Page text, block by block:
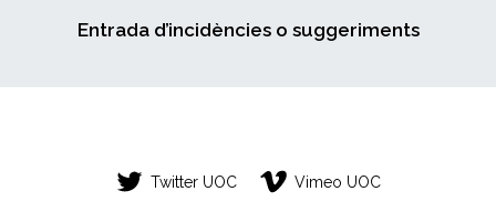
Entrada d’incidències o suggeriments
Twitter UOC Vimeo UOC